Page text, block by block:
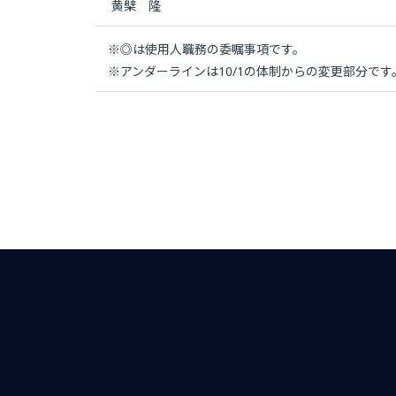
黄檗 隆
※◎は使用人職務の委嘱事項です。
※アンダーラインは10/1の体制からの変更部分です